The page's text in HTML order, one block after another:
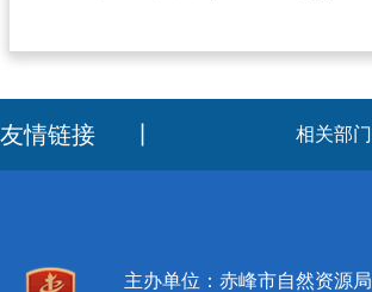
友情链接
主办单位：赤峰市自然资源局